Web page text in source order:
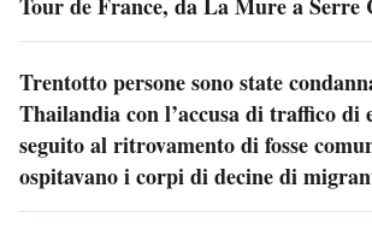
Tour de France, da La Mure a Serre
Trentotto persone sono state
Thailandia con l’accusa di traffico di
seguito al ritrovamento di fosse
ospitavano i corpi di decine di